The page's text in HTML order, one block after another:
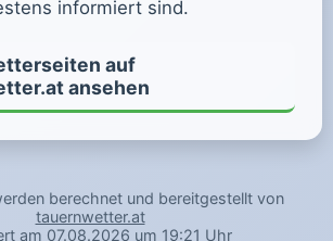
informiert sind.
auf
ansehen
berechnet und bereitgestellt von
tauernwetter.at
am 07.08.2026 um 19:21 Uhr